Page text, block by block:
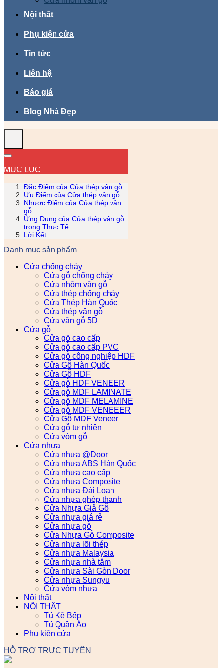
Nội thất
Phụ kiện cửa
Tin tức
Liên hệ
Báo giá
Blog Nhà Đẹp
MỤC LỤC
Đặc Điểm của Cửa thép vân gỗ
Ưu Điểm của Cửa thép vân gỗ
Nhược Điểm của Cửa thép vân
gỗ
Ứng Dụng của Cửa thép vân gỗ
trong Thực Tế
Lời Kết
Danh mục sản phẩm
Cửa chống cháy
Cửa gỗ chống cháy
Cửa nhôm vân gỗ
Cửa thép chống cháy
Cửa Thép Hàn Quốc
Cửa thép vân gỗ
Cửa vân gỗ 5D
Cửa gỗ
Cửa gỗ cao cấp
Cửa gỗ cao cấp PVC
Cửa gỗ công nghiệp HDF
Cửa Gỗ Hàn Quốc
Cửa Gỗ HDF
Cửa gỗ HDF VENEER
Cửa gỗ MDF LAMINATE
Cửa gỗ MDF MELAMINE
Cửa gỗ MDF VENEEER
Cửa Gỗ MDF Veneer
Cửa gỗ tự nhiên
Cửa vòm gỗ
Cửa nhựa
Cửa nhựa @Door
Cửa nhựa ABS Hàn Quốc
Cửa nhựa cao cấp
Cửa nhựa Composite
Cửa nhựa Đài Loan
Cửa nhựa ghép thanh
Cửa Nhựa Giả Gỗ
Cửa nhựa giá rẻ
Cửa nhựa gỗ
Cửa Nhựa Gỗ Composite
Cửa nhựa lõi thép
Cửa nhựa Malaysia
Cửa nhựa nhà tắm
Cửa nhựa Sài Gòn Door
Cửa nhựa Sungyu
Cửa vòm nhựa
Nội thất
NỘI THẤT
Tủ Kệ Bếp
Tủ Quần Áo
Phụ kiện cửa
HỖ TRỢ TRỰC TUYẾN